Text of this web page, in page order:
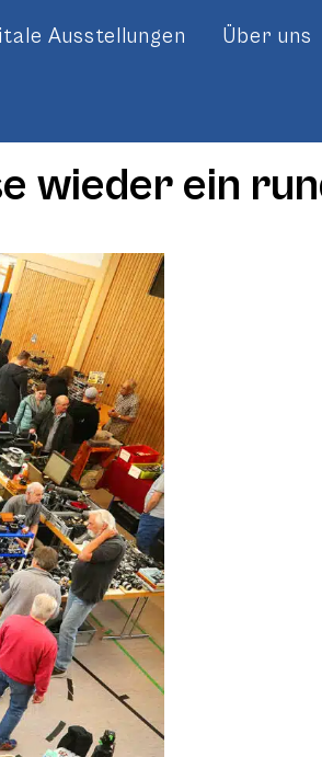
Ausstellungen Über uns
wieder ein